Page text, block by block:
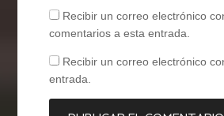
Recibir un correo electrónico
comentarios a esta entrada.
Recibir un correo electrónico
entrada.